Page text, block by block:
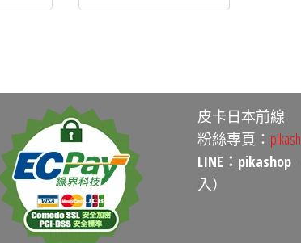
皮卡日本前線
粉絲專頁：
LINE：pikashop
入）